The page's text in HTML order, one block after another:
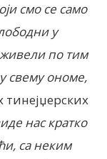
смо се само
у
по тим
свему ономе,
тинејџерских
нас кратко
са неким